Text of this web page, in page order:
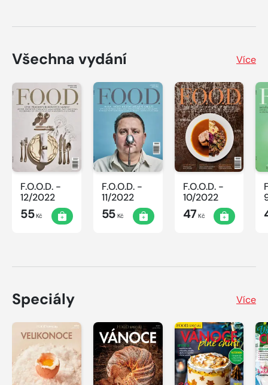
Všechna vydání Více
F.O.O.D. -
12/2022
55Kč
F.O.O.D. -
11/2022
55Kč
F.O.O.D. -
10/2022
47Kč
Speciály Více